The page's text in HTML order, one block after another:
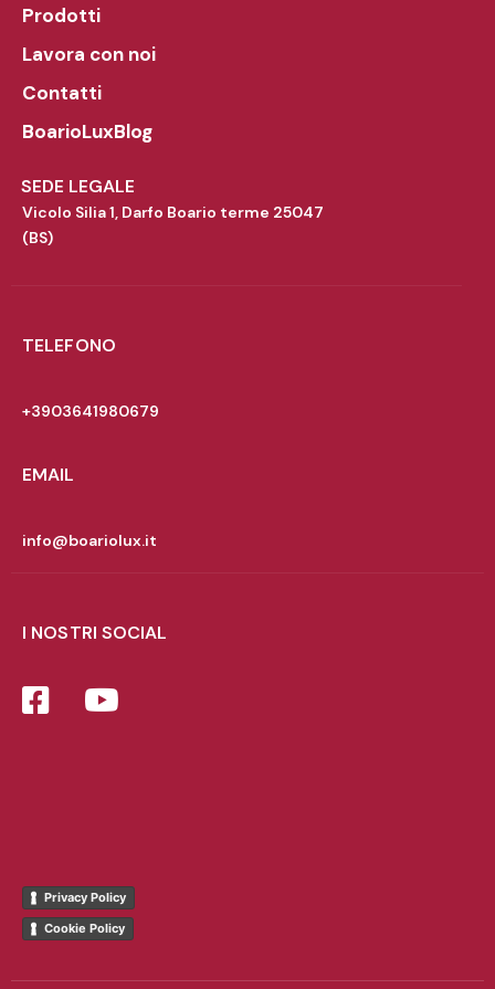
Prodotti
Lavora con noi
Contatti
BoarioLuxBlog
SEDE LEGALE
Vicolo Silia 1, Darfo Boario terme 25047
(BS)
TELEFONO
+3903641980679
EMAIL
info@boariolux.it
I NOSTRI SOCIAL
Privacy Policy
Cookie Policy